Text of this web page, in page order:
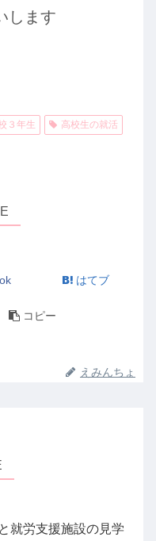
します
３年生 高校生の就活
はてブ
コピー
えみんちょ
就労支援施設の見学